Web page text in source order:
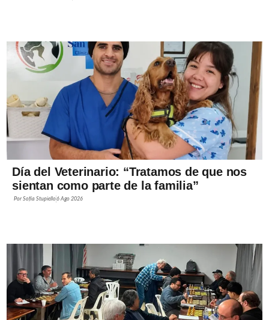
Día del Veterinario: “Tratamos de que nos
sientan como parte de la familia”
PorSofía Stupiello6 Ago 2026